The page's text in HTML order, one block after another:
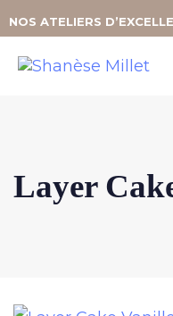
NOS ATELIERS
Layer